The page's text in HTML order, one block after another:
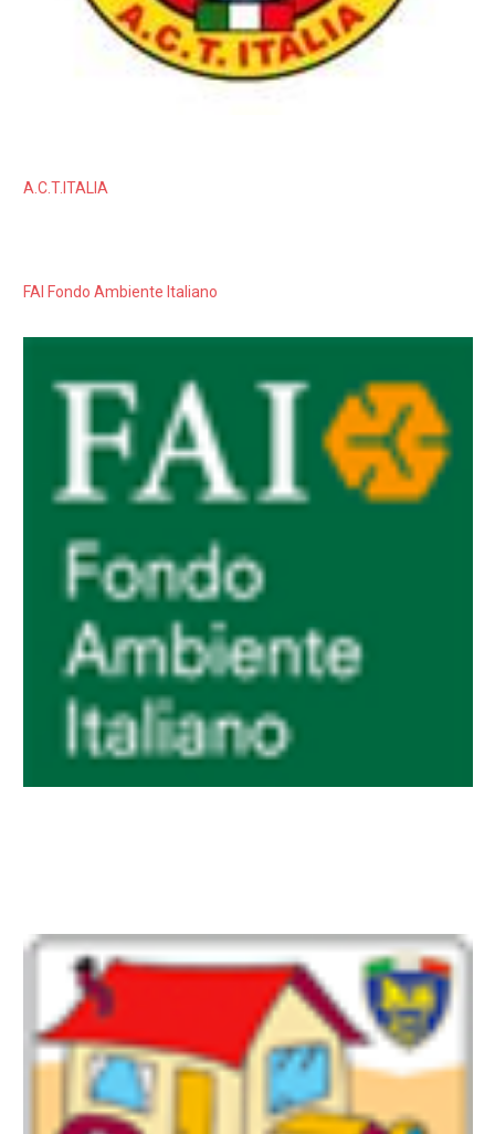
A.C.T.ITALIA
FAI Fondo Ambiente Italiano